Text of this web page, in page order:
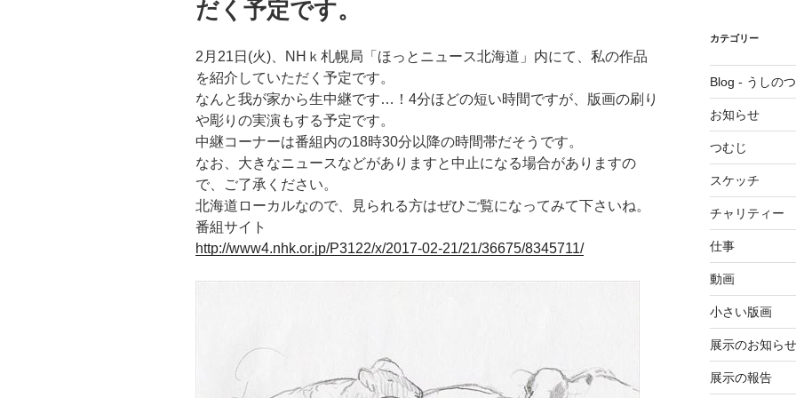
だく予定です。
2月21日(火)、NHｋ札幌局「ほっとニュース北海道」内にて、私の作品
を紹介していただく予定です。
なんと我が家から生中継です…！4分ほどの短い時間ですが、版画の刷り
や彫りの実演もする予定です。
中継コーナーは番組内の18時30分以降の時間帯だそうです。
なお、大きなニュースなどがありますと中止になる場合がありますの
で、ご了承ください。
北海道ローカルなので、見られる方はぜひご覧になってみて下さいね。
番組サイト
http://www4.nhk.or.jp/P3122/x/2017-02-21/21/36675/8345711/
カテゴリー
Blog - うしの
お知らせ
つむじ
スケッチ
チャリティー
仕事
動画
小さい版画
展示のお知らせ
展示の報告